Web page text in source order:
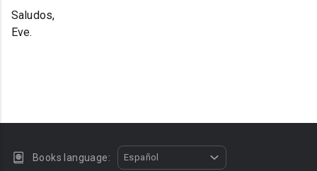
Saludos,
Eve.
Books language: Español